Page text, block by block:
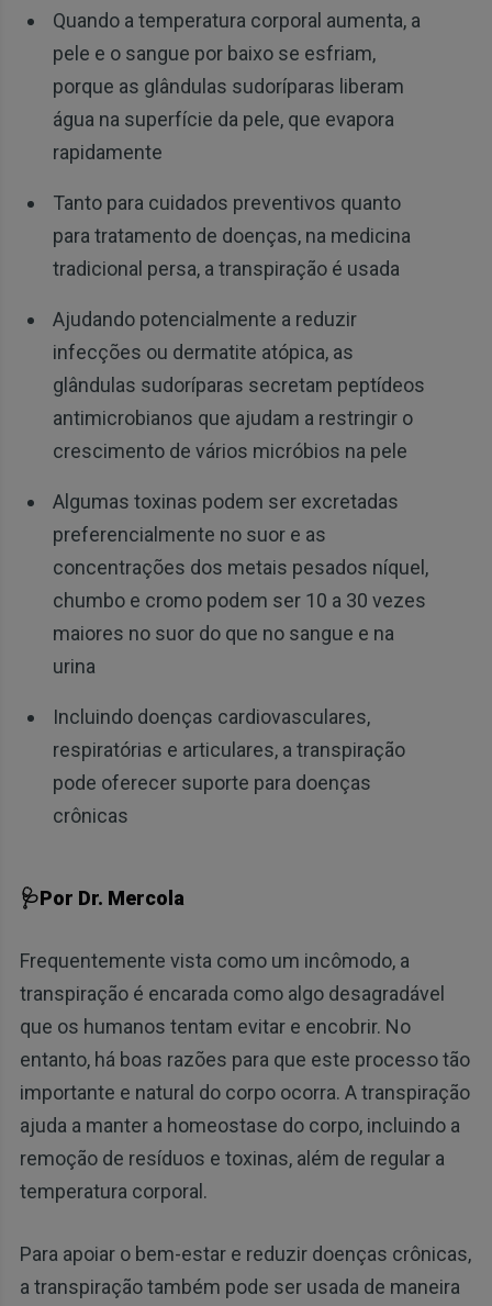
Quando a temperatura corporal aumenta, a
pele e o sangue por baixo se esfriam,
porque as glândulas sudoríparas liberam
água na superfície da pele, que evapora
rapidamente
Tanto para cuidados preventivos quanto
para tratamento de doenças, na medicina
tradicional persa, a transpiração é usada
Ajudando potencialmente a reduzir
infecções ou dermatite atópica, as
glândulas sudoríparas secretam peptídeos
antimicrobianos que ajudam a restringir o
crescimento de vários micróbios na pele
Algumas toxinas podem ser excretadas
preferencialmente no suor e as
concentrações dos metais pesados níquel,
chumbo e cromo podem ser 10 a 30 vezes
maiores no suor do que no sangue e na
urina
Incluindo doenças cardiovasculares,
respiratórias e articulares, a transpiração
pode oferecer suporte para doenças
crônicas
🩺Por Dr. Mercola
Frequentemente vista como um incômodo, a
transpiração é encarada como algo desagradável
que os humanos tentam evitar e encobrir. No
entanto, há boas razões para que este processo tão
importante e natural do corpo ocorra. A transpiração
ajuda a manter a homeostase do corpo, incluindo a
remoção de resíduos e toxinas, além de regular a
temperatura corporal.
Para apoiar o bem-estar e reduzir doenças crônicas,
a transpiração também pode ser usada de maneira